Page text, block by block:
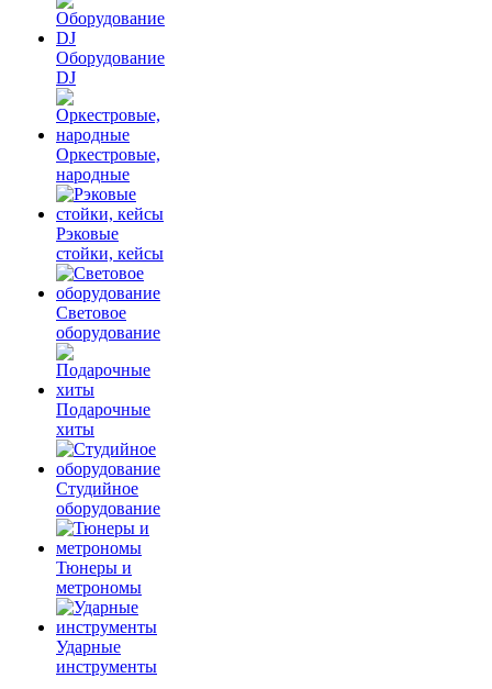
Оборудование
DJ
Оркестровые,
народные
Рэковые
стойки, кейсы
Световое
оборудование
Подарочные
хиты
Студийное
оборудование
Тюнеры и
метрономы
Ударные
инструменты